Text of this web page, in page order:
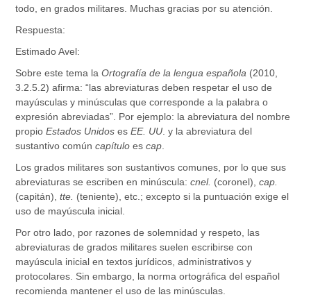
todo, en grados militares. Muchas gracias por su atención.
Respuesta:
Estimado Avel:
Sobre este tema laOrtografía de la lengua española (2010,
3.2.5.2) afirma: “las abreviaturas deben respetar el uso de
mayúsculas y minúsculas que corresponde a la palabra o
expresión abreviadas”. Por ejemplo: la abreviatura del nombre
propioEstados Unidos esEE. UU . y la abreviatura del
sustantivo comúncapítulo escap
Los grados militares son sustantivos comunes, por lo que sus
abreviaturas se escriben en minúscula:cnel. (coronel),cap.
(capitán),tte. (teniente), etc.; excepto si la puntuación exige el
uso de mayúscula inicial.
Por otro lado, por razones de solemnidad y respeto, las
abreviaturas de grados militares suelen escribirse con
mayúscula inicial en textos jurídicos, administrativos y
protocolares. Sin embargo, la norma ortográfica del español
recomienda mantener el uso de las minúsculas.